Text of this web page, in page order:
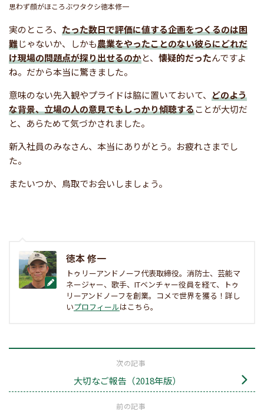
思わず顔がほころぶワタクシ徳本修一
実のところ、 たった数日で評価に値する企画をつくるのは困
難じゃないか、しかも農業をやったことのない彼らにどれだ
け現場の問題点が探り出せるのかと、 懐疑的だったんですよ
ね。だから本当に驚きました。
意味のない先入観やプライドは脇に置いておいて、 どのよう
な背景、立場の人の意見でもしっかり傾聴することが大切だ
と、あらためて気づかされました。
新入社員のみなさん、本当にありがとう。お疲れさまでし
た。
またいつか、鳥取でお会いしましょう。
徳本 修一
トゥリーアンドノーフ代表取締役。消防士、芸能マ
ネージャー、歌手、ITベンチャー役員を経て、トゥ
リーアンドノーフを創業。コメで世界を獲る！詳し
いプロフィールはこちら。
次の記事
大切なご報告（2018年版）
前の記事